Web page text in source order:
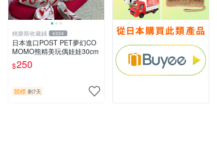
桃樂斯收藏鋪 4334
日本進口POST PET夢幻CO
MOMO熊精美玩偶娃娃30cm
$250
競標 剩7天